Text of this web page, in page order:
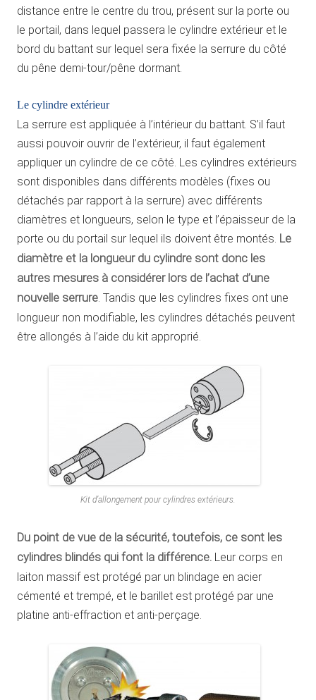
distance entre le centre du trou, présent sur la porte ou
le portail, dans lequel passera le cylindre extérieur et le
bord du battant sur lequel sera fixée la serrure du côté
du pêne demi-tour/pêne dormant.
Le cylindre extérieur
La serrure est appliquée à l’intérieur du battant. S’il faut
aussi pouvoir ouvrir de l’extérieur, il faut également
appliquer un cylindre de ce côté. Les cylindres extérieurs
sont disponibles dans différents modèles (fixes ou
détachés par rapport à la serrure) avec différents
diamètres et longueurs, selon le type et l’épaisseur de la
porte ou du portail sur lequel ils doivent être montés. Le
diamètre et la longueur du cylindre sont donc les
autres mesures à considérer lors de l’achat d’une
nouvelle serrure. Tandis que les cylindres fixes ont une
longueur non modifiable, les cylindres détachés peuvent
être allongés à l’aide du kit approprié.
Kit d’allongement pour cylindres extérieurs.
Du point de vue de la sécurité, toutefois, ce sont les
cylindres blindés qui font la différence. Leur corps en
laiton massif est protégé par un blindage en acier
cémenté et trempé, et le barillet est protégé par une
platine anti-effraction et anti-perçage.